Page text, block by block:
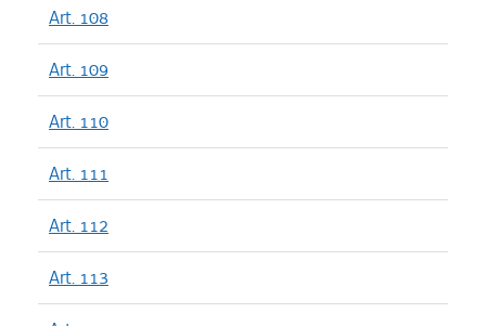
Art. 108
Art. 109
Art. 110
Art. 111
Art. 112
Art. 113